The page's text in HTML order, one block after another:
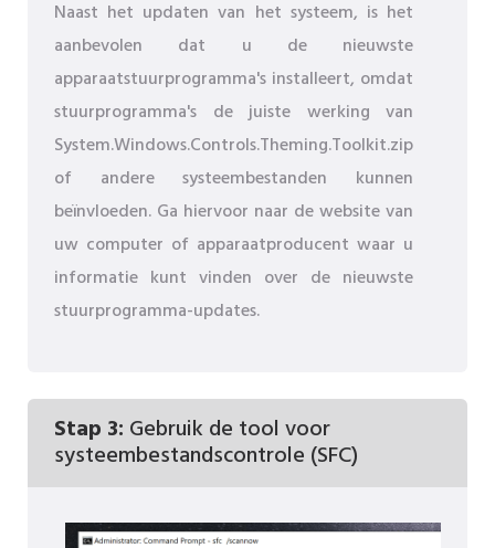
Naast het updaten van het systeem, is het
aanbevolen dat u de nieuwste
apparaatstuurprogramma's installeert, omdat
stuurprogramma's de juiste werking van
System.Windows.Controls.Theming.Toolkit.zip
of andere systeembestanden kunnen
beïnvloeden. Ga hiervoor naar de website van
uw computer of apparaatproducent waar u
informatie kunt vinden over de nieuwste
stuurprogramma-updates.
Stap 3: Gebruik de tool voor
systeembestandscontrole (SFC)